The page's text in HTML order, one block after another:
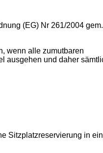
(EG) Nr 261/2004
wenn alle zumutbaren
ausgehen und daher
Sitzplatzreservierung in